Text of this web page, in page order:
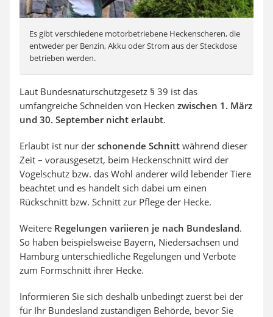
Es gibt verschiedene motorbetriebene Heckenscheren, die
entweder per Benzin, Akku oder Strom aus der Steckdose
betrieben werden.
Laut Bundesnaturschutzgesetz § 39 ist das
umfangreiche Schneiden von Hecken zwischen 1. März
und 30. September nicht erlaubt.
Erlaubt ist nur der schonende Schnitt während dieser
Zeit – vorausgesetzt, beim Heckenschnitt wird der
Vogelschutz bzw. das Wohl anderer wild lebender Tiere
beachtet und es handelt sich dabei um einen
Rückschnitt bzw. Schnitt zur Pflege der Hecke.
Weitere Regelungen variieren je nach Bundesland.
So haben beispielsweise Bayern, Niedersachsen und
Hamburg unterschiedliche Regelungen und Verbote
zum Formschnitt ihrer Hecke.
Informieren Sie sich deshalb unbedingt zuerst bei der
für Ihr Bundesland zuständigen Behörde, bevor Sie